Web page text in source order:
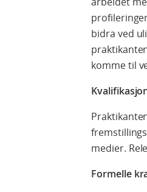
bidra ved
komme til
medier.
Formelle